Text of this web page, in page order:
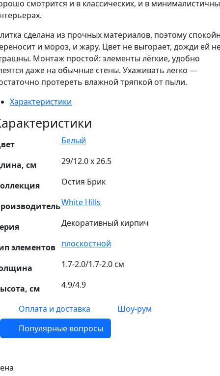
смотрится и в классических, и в
сделана из прочных материалов, поэтому
и мороз, и жару. Цвет не выгорает, дожди ей
Монтаж простой: элементы лёгкие, удобно
даже на обычные стены. Ухаживать легко —
протереть влажной тряпкой от пыли.
Характеристики
Белый
см 29/12.0 х 26.5
Остия Брик
White Hills
Декоративный кирпич
элементов плоскостной
1.7-2.0/1.7-2.0 см
см 4.9/4.9
Оплата и доставка
Шоу-рум
Популярные вопросы